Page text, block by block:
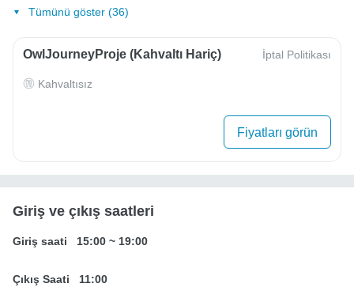
Tümünü göster (36)
OwlJourneyProje (Kahvaltı Hariç) İptal Politikası
Kahvaltısız
Fiyatları görün
Giriş ve çıkış saatleri
Giriş saati 15:00 ~ 19:00
Çıkış Saati 11:00